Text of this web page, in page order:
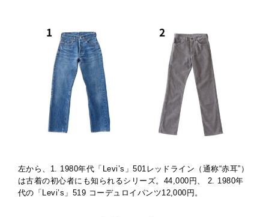
左から、1. 1980年代「Levi’s」501レッドライン（通称“赤耳”）
は古着の初心者にも知られるシリーズ。44,000円、 2. 1980年
代の「Levi’s」519 コーデュロイパンツ12,000円。